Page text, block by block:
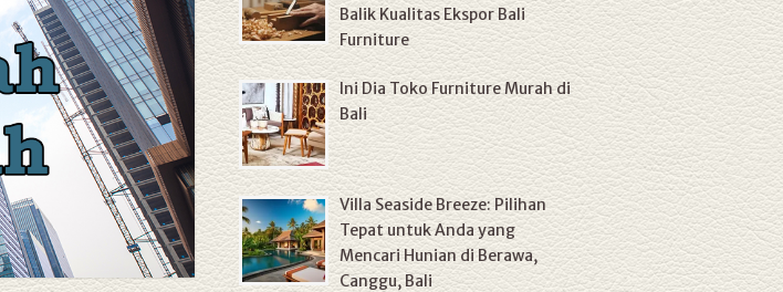
Balik Kualitas Ekspor Bali
Furniture
Ini Dia Toko Furniture Murah di
Bali
Villa Seaside Breeze: Pilihan
Tepat untuk Anda yang
Mencari Hunian di Berawa,
Canggu, Bali